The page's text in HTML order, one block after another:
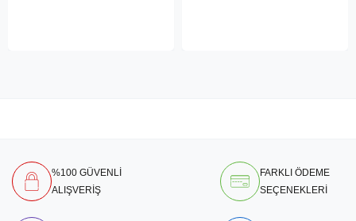
%100 GÜVENLİ
ALIŞVERİŞ
FARKLI ÖDEME
SEÇENEKLERİ